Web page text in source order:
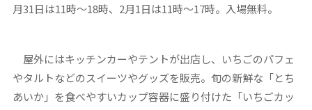
月31日は11時～18時、2月1日は11時～17時。入場無料。
屋外にはキッチンカーやテントが出店し、いちごのパフェ
やタルトなどのスイーツやグッズを販売。旬の新鮮な「とち
あいか」を食べやすいカップ容器に盛り付けた「いちごカッ